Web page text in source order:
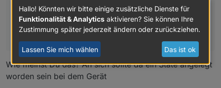
eröffnet!
"LocalConnection" state auf false konnte ich nicht
setzen, weil bei dem einen Gerät nur zwei Optionen
verfügbar waren!
Wie meinst Du das? An sich sollte da ein State angelegt
worden sein bei dem Gerät
Hallo! Könnten wir bitte einige zusätzliche Dienste für
Funktionalität & Analytics aktivieren? Sie können Ihre
Zustimmung später jederzeit ändern oder zurückziehen.
Lassen Sie mich wählen Das ist ok